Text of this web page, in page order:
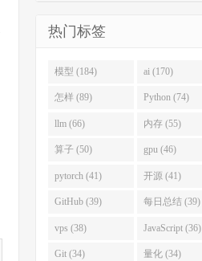
热门标签
模型 (184) ai (170)
怎样 (89) Python (74)
llm (66) 内存 (55)
算子 (50) gpu (46)
pytorch (41) 开源 (41)
GitHub (39) 每日总结 (39)
vps (38) JavaScript (36)
Git (34) 量化 (34)